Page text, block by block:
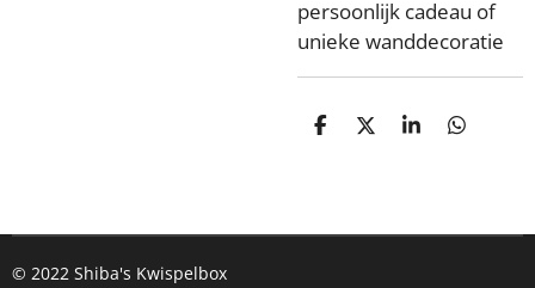
persoonlijk cadeau of
unieke wanddecoratie
D
D
S
D
© 2022 Shiba's Kwispelbox